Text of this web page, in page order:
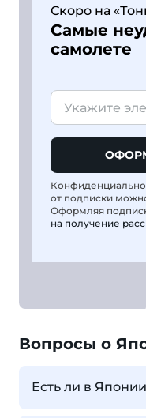
Скоро на
Самые
самолете
от подписки
Оформляя
на получение
Вопросы о
Есть ли в